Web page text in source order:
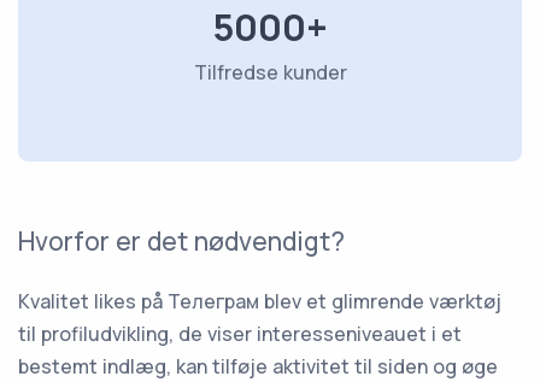
5000+
Tilfredse kunder
Hvorfor er det nødvendigt?
Kvalitet likes på Телеграм blev et glimrende værktøj
til profiludvikling, de viser interesseniveauet i et
bestemt indlæg, kan tilføje aktivitet til siden og øge